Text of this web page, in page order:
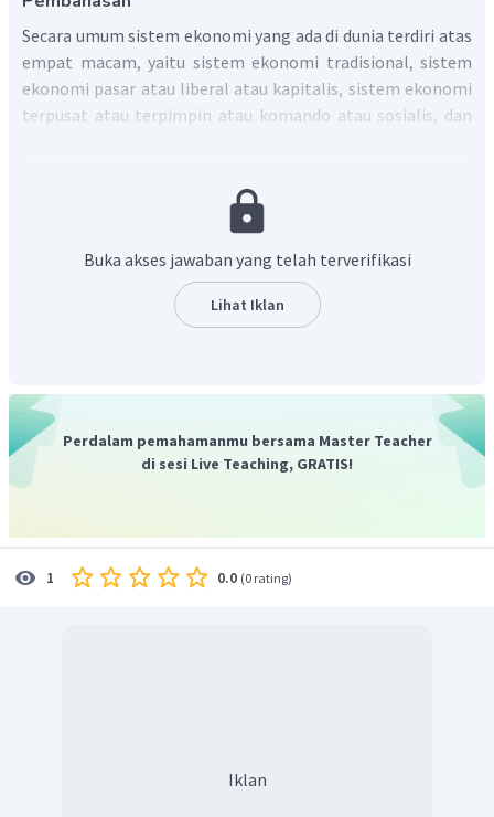
Secara umum sistem ekonomi yang ada di dunia terdiri atas
empat macam, yaitu sistem ekonomi tradisional, sistem
ekonomi pasar atau liberal atau kapitalis, sistem ekonomi
terpusat atau terpimpin atau komando atau sosialis, dan
ekonomi campuran yang bernama sistem
ekonomi pancasila yang diatur dalam UUD 1945 Pasal 33.
Buka akses jawaban yang telah terverifikasi
Lihat Iklan
Perdalam pemahamanmu bersama Master Teacher
di sesi Live Teaching, GRATIS!
1 0.0 (0 rating)
Iklan